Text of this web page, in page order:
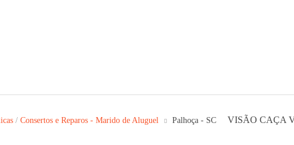
/ Consertos e Reparos - Marido de Aluguel Palhoça - SC VISÃO CAÇA